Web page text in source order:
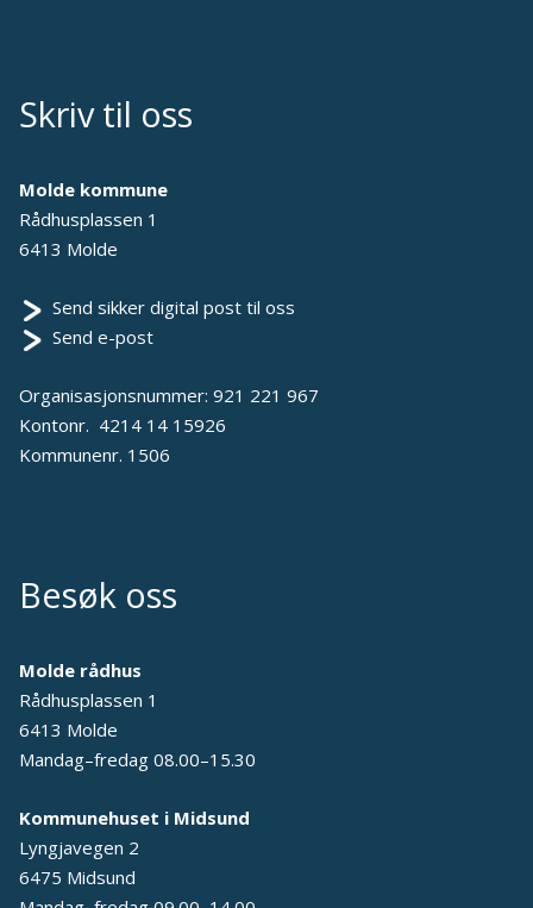
Skriv til oss
Molde kommune
Rådhusplassen 1
6413 Molde
Send sikker digital post til oss
Send e-post
Organisasjonsnummer: 921 221 967
Kontonr. 4214 14 15926
Kommunenr. 1506
Besøk oss
Molde rådhus
Rådhusplassen 1
6413 Molde
Mandag–fredag 08.00–15.30
Kommunehuset i Midsund
Lyngjavegen 2
6475 Midsund